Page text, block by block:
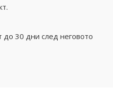
30 дни след неговото